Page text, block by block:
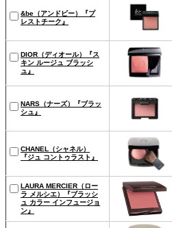
&be（アンドビー）『プ
レストチーク』
DIOR（ディオール）『ス
キン ルージュ ブラッシ
ュ』
NARS（ナーズ）『ブラッ
シュ』
CHANEL（シャネル）
『ジュ コントゥラスト』
LAURA MERCIER（ロー
ラ メルシエ）『ブラッシ
ュ カラー インフュージョ
ン』